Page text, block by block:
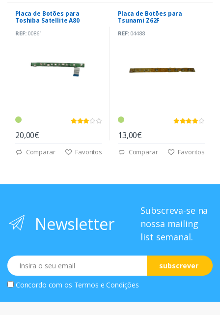
Placa de Botões para
Toshiba Satellite A80
REF:00861
20,00€
Comparar Favoritos
Placa de Botões para
Tsunami Z62F
REF:04488
13,00€
Comparar Favoritos
Newsletter
Subscreva-se na
nossa mailing
list semanal.
Email
subscrever
Concordo com os Termos e Condições